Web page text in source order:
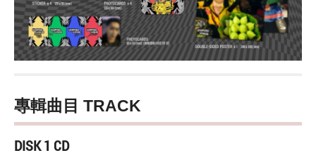
專輯曲目 TRACK
DISK 1 CD